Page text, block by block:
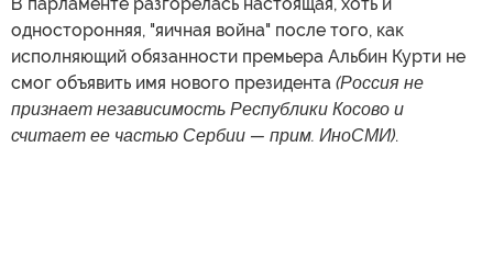
односторонняя, "яичная война" после того, как
исполняющий обязанности премьера Альбин Курти не
смог объявить имя нового президента (Россия не
признает независимость Республики Косово и
считает ее частью Сербии — прим. ИноСМИ).